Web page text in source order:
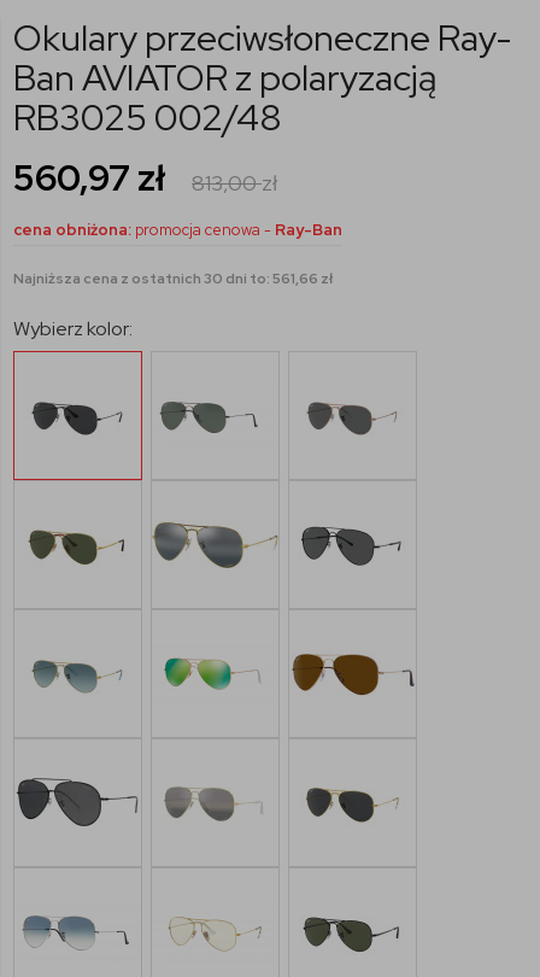
Okulary przeciwsłoneczne Ray-
Ban AVIATOR z polaryzacją
RB3025 002/48
560,97 zł 813,00zł
cena obniżona: promocja cenowa - Ray-Ban
Najniższa cena z ostatnich 30 dni to: 561,66 zł
Wybierz kolor: